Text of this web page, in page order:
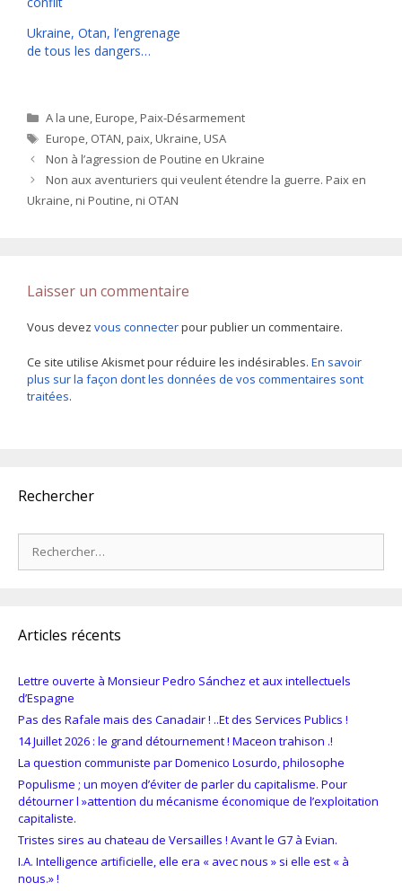
Ukraine, Otan, l’engrenage
de tous les dangers…
Catégories
A la une,Europe,Paix-Désarmement
Étiquettes
Europe, OTAN,paix,Ukraine,USA
Non à l’agression de Poutine en Ukraine
Non aux aventuriers qui veulent étendre la guerre. Paix en
Ukraine, ni Poutine, ni OTAN
Laisser un commentaire
Vous devez vous connecterpour publier un commentaire.
Ce site utilise Akismet pour réduire les indésirables. En savoir
plus sur la façon dont les données de vos commentaires sont
traitées.
Rechercher
Articles récents
Lettre ouverte à Monsieur Pedro Sánchez et aux intellectuels
d’Espagne
Pas des Rafale mais des Canadair ! ..Et des Services Publics !
14 Juillet 2026 : le grand détournement ! Maceon trahison .!
La question communiste par Domenico Losurdo, philosophe
Populisme ; un moyen d’éviter de parler du capitalisme. Pour
détourner l »attention du mécanisme économique de l’exploitation
capitaliste.
Tristes sires au chateau de Versailles ! Avant le G7 à Evian.
I.A. Intelligence artificielle, elle era « avec nous » si elle est « à
nous.» !